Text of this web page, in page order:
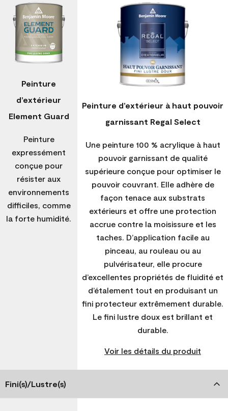
Peinture
d’extérieur
Element Guard
Peinture
expressément
conçue pour
résister aux
environnements
difficiles, comme
la forte humidité.
Peinture d’extérieur à haut pouvoir
garnissant Regal Select
Une peinture 100 % acrylique à haut
pouvoir garnissant de qualité
supérieure conçue pour optimiser le
pouvoir couvrant. Elle adhère de
façon tenace aux substrats
extérieurs et offre une protection
accrue contre la moisissure et les
taches. D’application facile au
pinceau, au rouleau ou au
pulvérisateur, elle procure
d’excellentes propriétés de fluidité et
d’étalement tout en produisant un
fini protecteur extrêmement durable.
Le fini lustre doux est brillant et
durable.
Voir les détails du produit
Fini(s)/Lustre(s)